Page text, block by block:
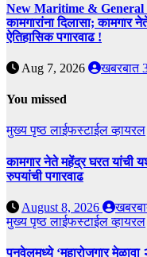
New Maritime & General
कामगारांना दिलासा; कामगार
ऐतिहासिक पगारवाढ !
Aug 7, 2026 खबरबात
You missed
मुख्य पृष्ठलाईफस्टाईलव्हायरल
कामगार नेते महेंद्र घरत यांची
रुपयांची पगारवाढ
August 8, 2026
मुख्य पृष्ठलाईफस्टाईलव्हायरल
पनवेलमध्ये ‘महारोजगार